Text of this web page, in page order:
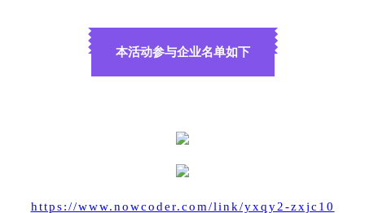
本活动参与企业名单如下
https://www.nowcoder.com/link/yxqy2-zxjc10